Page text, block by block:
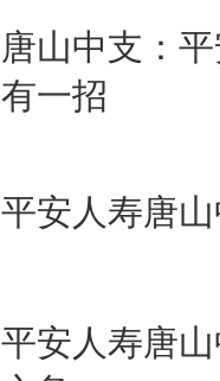
唐山中支：
有一招
平安人寿唐
平安人寿唐